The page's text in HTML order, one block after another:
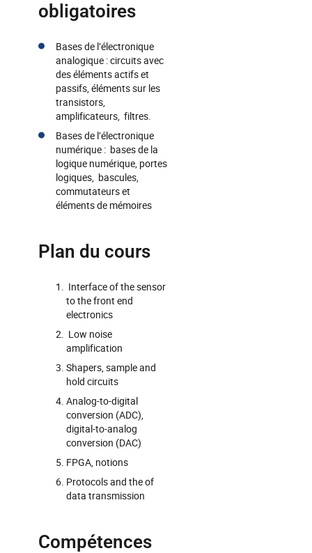
obligatoires
Bases de l’électronique
analogique : circuits avec
des éléments actifs et
passifs, éléments sur les
transistors,
amplificateurs, filtres.
Bases de l’électronique
numérique : bases de la
logique numérique, portes
logiques, bascules,
commutateurs et
éléments de mémoires
Plan du cours
Interface of the sensor
to the front end
electronics
Low noise
amplification
Shapers, sample and
hold circuits
Analog-to-digital
conversion (ADC),
digital-to-analog
conversion (DAC)
FPGA, notions
Protocols and the of
data transmission
Compétences